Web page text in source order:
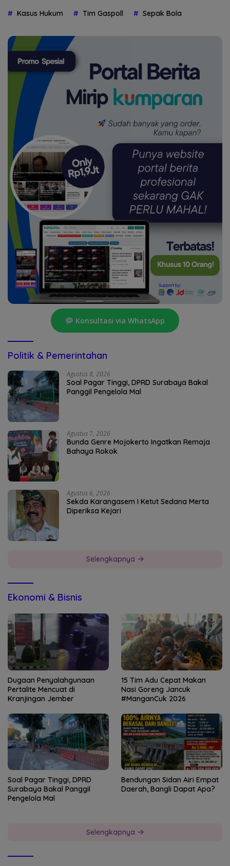
Kasus Hukum Tim Gaspoll Sepak Bola
Konsultasi via WhatsApp
Politik & Pemerintahan
Agustus 8, 2026
Soal Pagar Tinggi, DPRD Surabaya Bakal
Panggil Pengelola Mal
Agustus 7, 2026
Bunda Genre Mojokerto Ingatkan Remaja
Bahaya Rokok
Agustus 6, 2026
Sekda Karangasem I Ketut Sedana Merta
Diperiksa Kejari
Selengkapnya
Ekonomi & Bisnis
Dugaan Penyalahgunaan
Pertalite Mencuat di
Kranjingan Jember
15 Tim Adu Cepat Makan
Nasi Goreng Jancuk
#ManganCuk 2026
Soal Pagar Tinggi, DPRD
Surabaya Bakal Panggil
Pengelola Mal
Bendungan Sidan Airi Empat
Daerah, Bangli Dapat Apa?
Selengkapnya